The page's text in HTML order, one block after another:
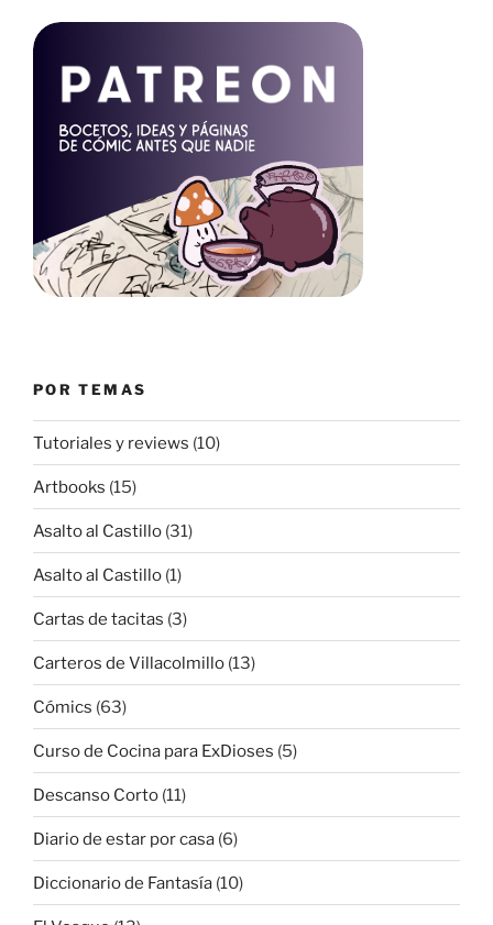
POR TEMAS
Tutoriales y reviews (10)
Artbooks (15)
Asalto al Castillo (31)
Asalto al Castillo (1)
Cartas de tacitas (3)
Carteros de Villacolmillo (13)
Cómics (63)
Curso de Cocina para ExDioses (5)
Descanso Corto (11)
Diario de estar por casa (6)
Diccionario de Fantasía (10)